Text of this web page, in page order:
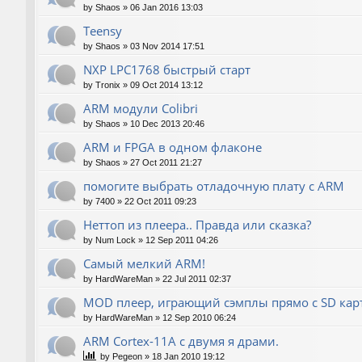
by Shaos » 06 Jan 2016 13:03
Teensy
by Shaos » 03 Nov 2014 17:51
NXP LPC1768 быстрый старт
by Tronix » 09 Oct 2014 13:12
ARM модули Colibri
by Shaos » 10 Dec 2013 20:46
ARM и FPGA в одном флаконе
by Shaos » 27 Oct 2011 21:27
помогите выбрать отладочную плату с ARM
by 7400 » 22 Oct 2011 09:23
Неттоп из плеера.. Правда или сказка?
by Num Lock » 12 Sep 2011 04:26
Самый мелкий ARM!
by HardWareMan » 22 Jul 2011 02:37
MOD плеер, играющий сэмплы прямо с SD
by HardWareMan » 12 Sep 2010 06:24
ARM Cortex-11A с двумя я драми.
by Pegeon » 18 Jan 2010 19:12